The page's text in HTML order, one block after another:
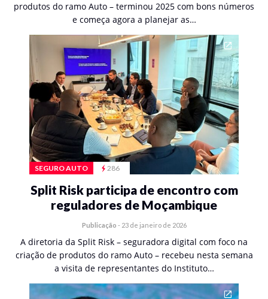
produtos do ramo Auto – terminou 2025 com bons números
e começa agora a planejar as…
SEGURO AUTO 286
Split Risk participa de encontro com
reguladores de Moçambique
Publicação - 23 de janeiro de 2026
A diretoria da Split Risk – seguradora digital com foco na
criação de produtos do ramo Auto – recebeu nesta semana
a visita de representantes do Instituto…